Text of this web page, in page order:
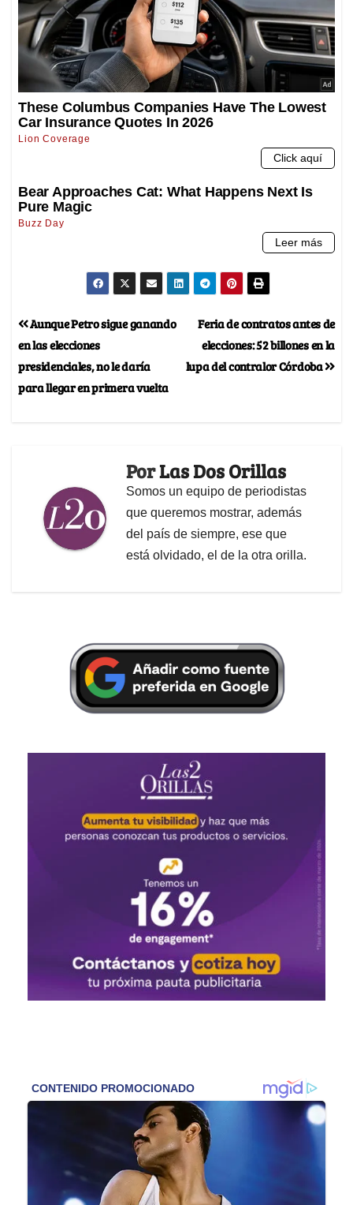
Feria de contratos antes de
elecciones: 52 billones en la
lupa del contralor Córdoba
Aunque Petro sigue ganando
en las elecciones
presidenciales, no le daría
para llegar en primera vuelta
PorLas Dos Orillas
Somos un equipo de periodistas
que queremos mostrar, además
del país de siempre, ese que
está olvidado, el de la otra orilla.